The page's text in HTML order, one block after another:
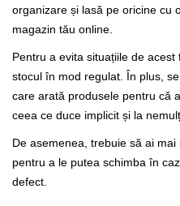
organizare și lasă pe oricine cu
magazin tău online.
Pentru a evita situațiile de
stocul în mod regulat. În plus,
care arată produsele pentru că
ceea ce duce implicit și la
De asemenea, trebuie să ai
pentru a le putea schimba în
defect.